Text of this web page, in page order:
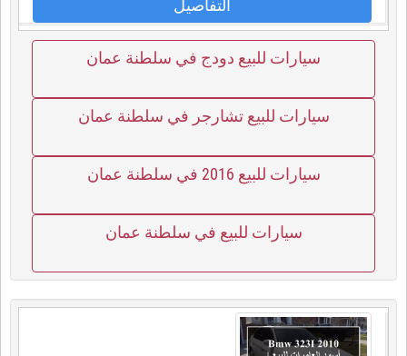
التفاصيل
سيارات للبيع دودج في سلطنة عمان
سيارات للبيع تشارجر في سلطنة عمان
سيارات للبيع 2016 في سلطنة عمان
سيارات للبيع في سلطنة عمان